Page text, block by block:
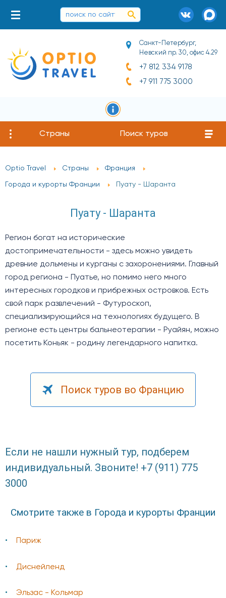
Санкт-Петербург,
Невский пр. 30, офис 4.29
+7 812 334 9178
+7 911 775 3000
Страны Поиск туров
Optio Travel Страны Франция
Города и курорты Франции Пуату - Шаранта
Пуату - Шаранта
Регион богат на исторические
достопримечательности - здесь можно увидеть
древние дольмены и курганы с захоронениями. Главный
город региона - Пуатье, но помимо него много
интересных городков и прибрежных островков. Есть
свой парк развлечений - Футуроскоп,
специализирующийся на технологиях будущего. В
регионе есть центры бальнеотерапии - Руайян, можно
посетить Коньяк - родину легендарного напитка.
Поиск туров во Францию
Если не нашли нужный тур, подберем
индивидуальный. Звоните! +7 (911) 775
3000
Смотрите также в Города и курорты Франции
Париж
Диснейленд
Эльзас - Кольмар